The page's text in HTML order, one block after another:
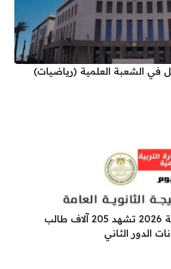
في الشعبة العلمية (رياضيات)
نتيجة الثانوية العامة 2026 تشهد 205 آلاف طالب
الدور الثاني